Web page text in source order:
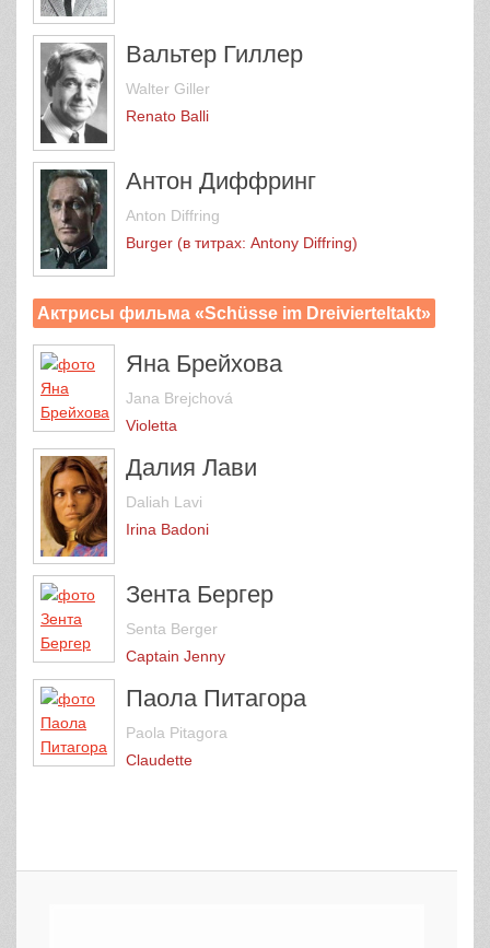
Вальтер Гиллер
Walter Giller
Renato Balli
Антон Диффринг
Anton Diffring
Burger (в титрах: Antony Diffring)
Актрисы фильма «Schüsse im Dreivierteltakt»
Яна Брейхова
Jana Brejchová
Violetta
Далия Лави
Daliah Lavi
Irina Badoni
Зента Бергер
Senta Berger
Captain Jenny
Паола Питагора
Paola Pitagora
Claudette